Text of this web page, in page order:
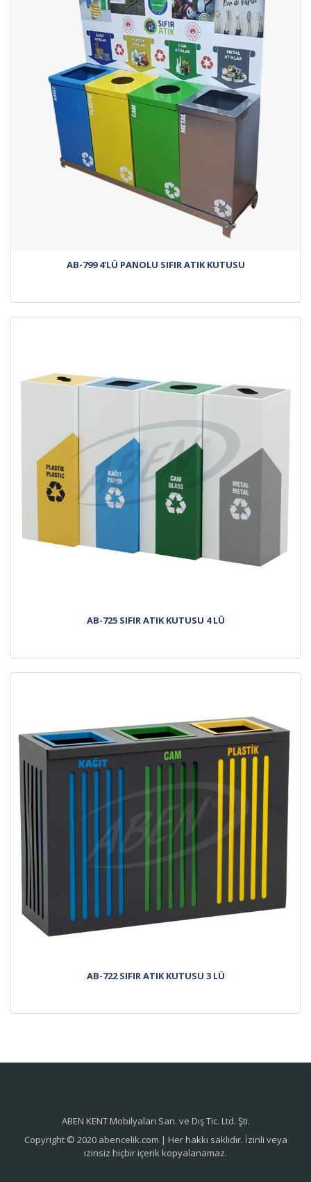
AB-799 4'LÜ PANOLU SIFIR ATIK KUTUSU
AB-725 SIFIR ATIK KUTUSU 4 LÜ
AB-722 SIFIR ATIK KUTUSU 3 LÜ
ABEN KENT Mobilyaları San. ve Dış Tic. Ltd. Şti.
Copyright © 2020 abencelik.com | Her hakkı saklıdır. İzinli veya
izinsiz hiçbir içerik kopyalanamaz.